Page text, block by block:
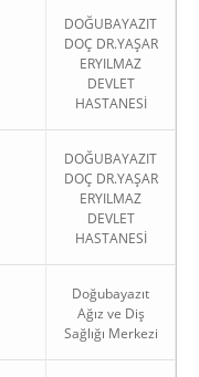
DOĞUBAYAZIT
DOÇ DR.YAŞAR
ERYILMAZ
DEVLET
HASTANESİ
DOĞUBAYAZIT
DOÇ DR.YAŞAR
ERYILMAZ
DEVLET
HASTANESİ
Doğubayazıt
Ağız ve Diş
Sağlığı Merkezi